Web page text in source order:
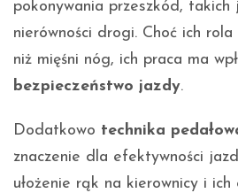
pokonywania przeszkód, takich
nierówności drogi. Choć ich
niż mięśni nóg, ich praca ma
bezpieczeństwo jazdy.
Dodatkowo technika
znaczenie dla efektywności
ułożenie rąk na kierownicy i